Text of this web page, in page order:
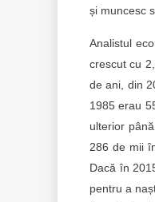
și muncesc
Analistul
crescut cu
de ani, din
1985 erau
ulterior
286 de mii
Dacă în
pentru a